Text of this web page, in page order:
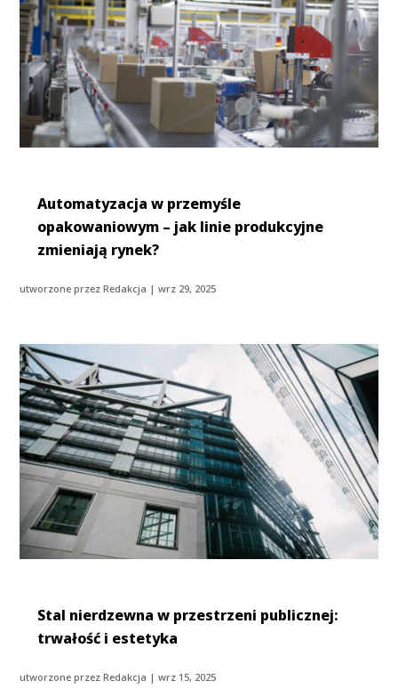
Automatyzacja w przemyśle
opakowaniowym – jak linie produkcyjne
zmieniają rynek?
utworzone przezRedakcja |wrz 29, 2025
Stal nierdzewna w przestrzeni publicznej:
trwałość i estetyka
utworzone przezRedakcja |wrz 15, 2025